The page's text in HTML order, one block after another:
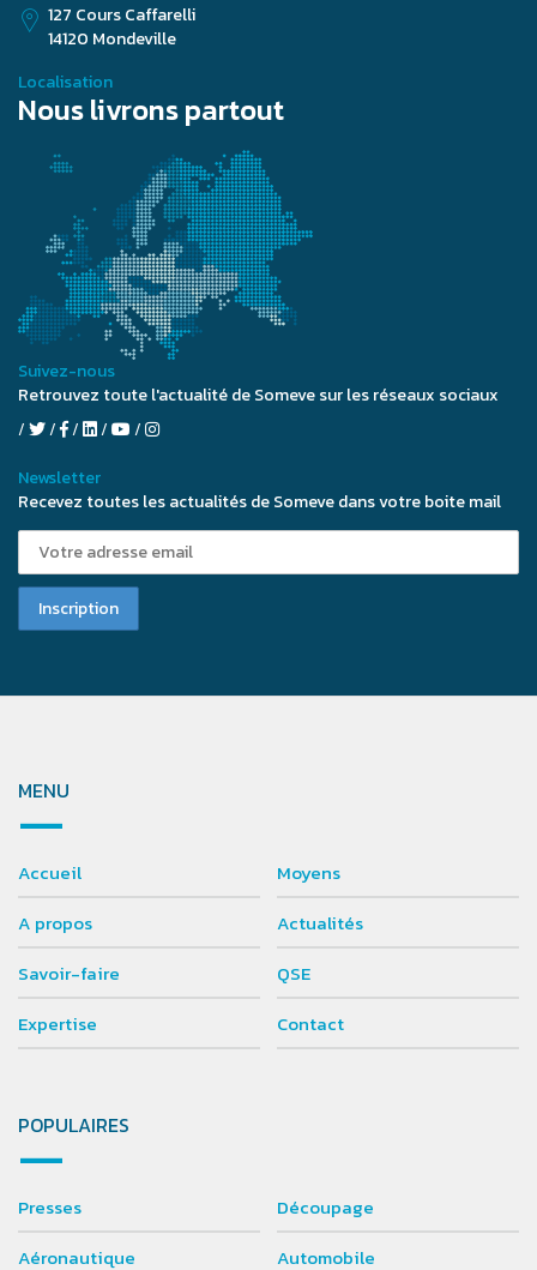
127 Cours Caffarelli
14120 Mondeville
Localisation
Nous livrons partout
Suivez-nous
Retrouvez toute l'actualité de Someve sur les réseaux sociaux
Newsletter
Recevez toutes les actualités de Someve dans votre boite mail
MENU
Accueil
A propos
Savoir-faire
Expertise
Moyens
Actualités
QSE
Contact
POPULAIRES
Presses
Aéronautique
Découpage
Automobile